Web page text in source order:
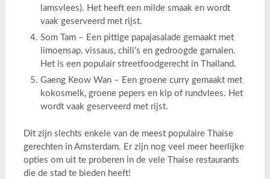
lamsvlees). Het heeft een milde smaak en wordt
vaak geserveerd met rijst.
Som Tam – Een pittige papajasalade gemaakt met
limoensap, vissaus, chili’s en gedroogde garnalen.
Het is een populair streetfoodgerecht in Thailand.
Gaeng Keow Wan – Een groene curry gemaakt met
kokosmelk, groene pepers en kip of rundvlees. Het
wordt vaak geserveerd met rijst.
Dit zijn slechts enkele van de meest populaire Thaise
gerechten in Amsterdam. Er zijn nog veel meer heerlijke
opties om uit te proberen in de vele Thaise restaurants
die de stad te bieden heeft!